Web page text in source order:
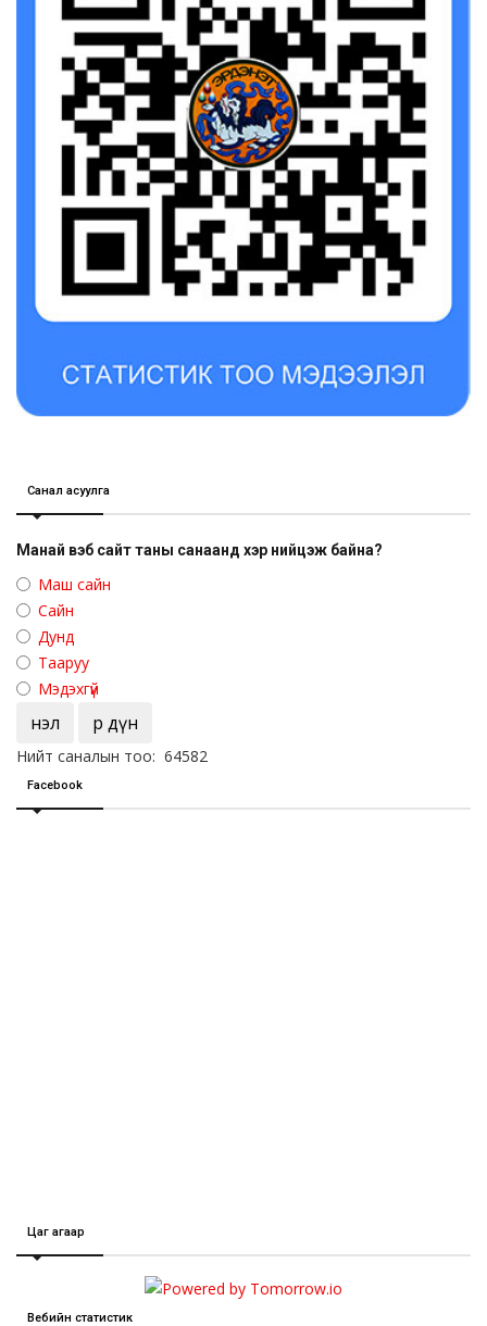
Санал асуулга
Манай вэб сайт таны санаанд хэр нийцэж байна?
Маш сайн
Сайн
Дунд
Тааруу
Мэдэхгүй
Үнэл Үр дүн
Нийт саналын тоо: 64582
Facebook
Цаг агаар
Вебийн статистик